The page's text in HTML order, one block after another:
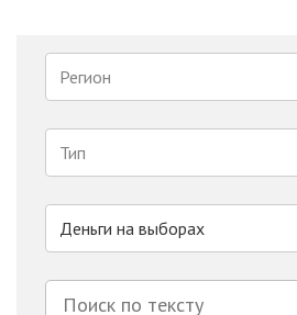
Регион
Тип
Деньги на выборах